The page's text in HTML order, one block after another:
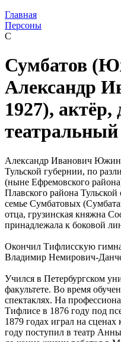
Главная
Персоны
С
Сумбатов
Александр
1927), актёр,
театральный
Александр Иванович Южин
Тульской губернии, по
(ныне Ефремовского
Плавского района
семье Сумбатовых
отца, грузинская княжна
принадлежала к боковой
Окончил Тифлисскую
Владимир Немирович-
Учился в Петербургском
факультете. Во время
спектаклях. На
Тифлисе в 1876 году под
1879 годах играл на
году поступил в театр